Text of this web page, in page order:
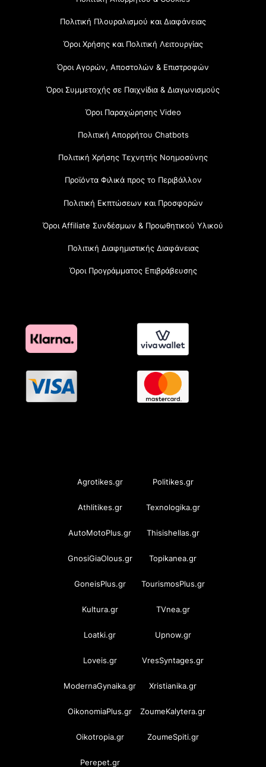
Πολιτική Πλουραλισμού και Διαφάνειας
Όροι Χρήσης και Πολιτική Λειτουργίας
Όροι Αγορών, Αποστολών & Επιστροφών
Όροι Συμμετοχής σε Παιχνίδια & Διαγωνισμούς
Όροι Παραχώρησης Video
Πολιτική Απορρήτου Chatbots
Πολιτική Χρήσης Τεχνητής Νοημοσύνης
Προϊόντα Φιλικά προς το Περιβάλλον
Πολιτική Εκπτώσεων και Προσφορών
Όροι Affiliate Συνδέσμων & Προωθητικού Υλικού
Πολιτική Διαφημιστικής Διαφάνειας
Όροι Προγράμματος Επιβράβευσης
Agrotikes.gr Politikes.gr
Athlitikes.gr Texnologika.gr
AutoMotoPlus.gr Thisishellas.gr
GnosiGiaOlous.gr Topikanea.gr
GoneisPlus.gr TourismosPlus.gr
Kultura.gr TVnea.gr
Loatki.gr Upnow.gr
Loveis.gr VresSyntages.gr
ModernaGynaika.gr Xristianika.gr
OikonomiaPlus.gr ZoumeKalytera.gr
Oikotropia.gr ZoumeSpiti.gr
Perepet.gr